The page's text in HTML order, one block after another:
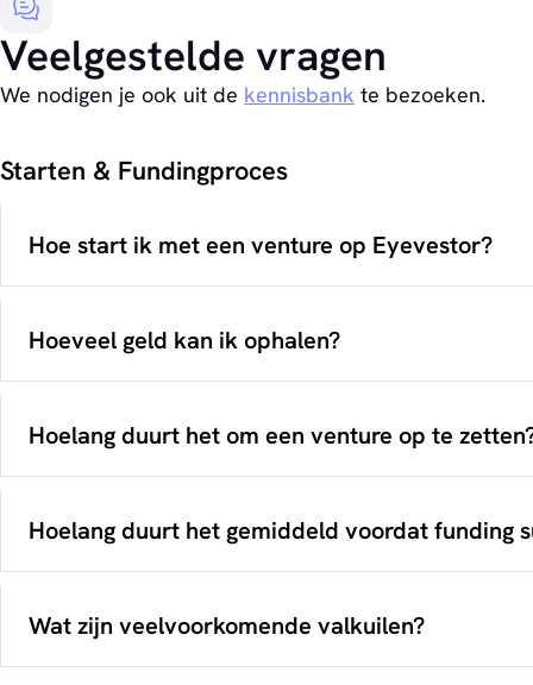
Veelgestelde vragen
We nodigen je ook uit de kennisbank te bezoeken.
Starten & Fundingproces
Hoe start ik met een venture op Eyevestor?
Hoeveel kapitaal je wilt ophalen en in welke
Bepalen wie jouw doelgroep van investeerders is
Hoeveel geld kan ik ophalen?
hier
Hoelang duurt het om een venture op te
Financiële prognoses
Hoelang duurt het gemiddeld voordat funding
Wat zijn veelvoorkomende valkuilen?